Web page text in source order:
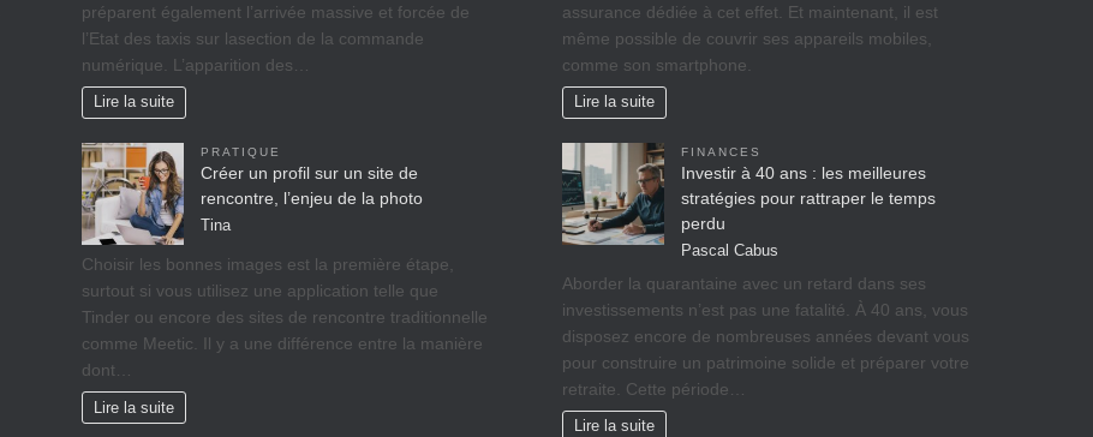
préparent également l’arrivée massive et forcée de
l’Etat des taxis sur lasection de la commande
numérique. L’apparition des…
Lire la suite
PRATIQUE
Créer un profil sur un site de
rencontre, l’enjeu de la photo
Tina
Choisir les bonnes images est la première étape,
surtout si vous utilisez une application telle que
Tinder ou encore des sites de rencontre traditionnelle
comme Meetic. Il y a une différence entre la manière
dont…
Lire la suite
assurance dédiée à cet effet. Et maintenant, il est
même possible de couvrir ses appareils mobiles,
comme son smartphone.
Lire la suite
FINANCES
Investir à 40 ans : les meilleures
stratégies pour rattraper le temps
perdu
Pascal Cabus
Aborder la quarantaine avec un retard dans ses
investissements n’est pas une fatalité. À 40 ans, vous
disposez encore de nombreuses années devant vous
pour construire un patrimoine solide et préparer votre
retraite. Cette période…
Lire la suite